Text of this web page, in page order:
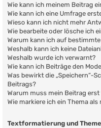
Wie kann ich meinem Beitrag
Wie kann ich eine Umfrage
Wieso kann ich nicht mehr
Wie bearbeite oder lösche ich
Warum kann ich auf
Weshalb kann ich keine
Weshalb wurde ich verwarnt?
Wie kann ich Beiträge den
Was bewirkt die „Speichern“-
Beitrags?
Warum muss mein Beitrag
Wie markiere ich ein Thema als
Textformatierung und